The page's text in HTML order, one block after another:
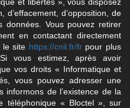
d’effacement, d’opposition, de
données. Vous pouvez retirer
en contactant directement
le site https://cnil.fr/frpour plus
vous estimez, après avoir
vos droits « Informatique et
vous pouvez adresser une
informons de l’existence de la
téléphonique « Bloctel », sur